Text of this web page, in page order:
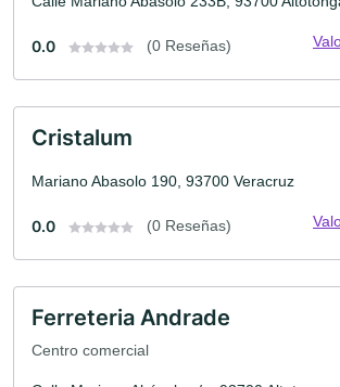
0.0 (0 Reseñas)
Cristalum
Mariano Abasolo 190, 93700 Veracruz
0.0 (0 Reseñas)
Ferreteria Andrade
Centro comercial